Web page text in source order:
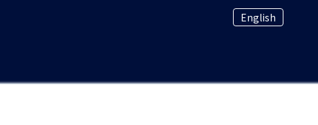
English